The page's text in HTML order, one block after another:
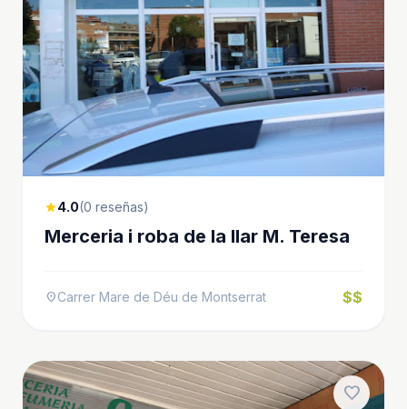
star4.0(0 reseñas)
Merceria i roba de la llar M. Teresa
location_onCarrer Mare de Déu de Montserrat $$
favorite